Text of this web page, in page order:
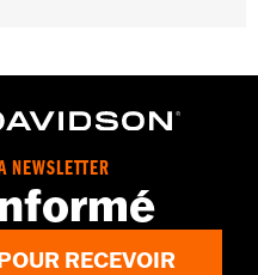
– Go towww.h-
NEWSLETTER
RECEVOIR